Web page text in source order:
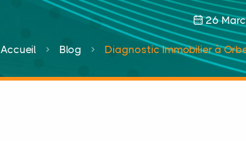
26
Accueil Blog Diagnostic Immobilier à